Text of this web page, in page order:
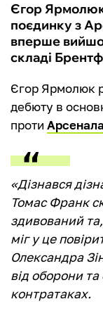
Єгор Ярмолюк
поєдинку з
вперше
складі
Єгор Ярмолюк
дебюту в
проти
«Дізнався
Томас Франк
здивований
міг у це
Олександра
від оборони
контратаках.